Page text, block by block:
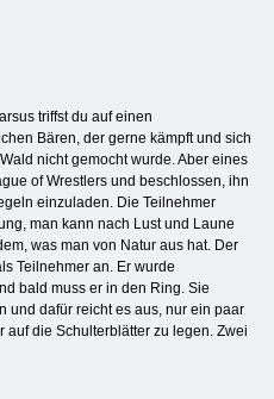
triffst du auf einen
Bären, der gerne kämpft und sich
nicht gemocht wurde. Aber eines
of Wrestlers und beschlossen, ihn
einzuladen. Die Teilnehmer
man kann nach Lust und Laune
was man von Natur aus hat. Der
Teilnehmer an. Er wurde
bald muss er in den Ring. Sie
und dafür reicht es aus, nur ein paar
auf die Schulterblätter zu legen. Zwei